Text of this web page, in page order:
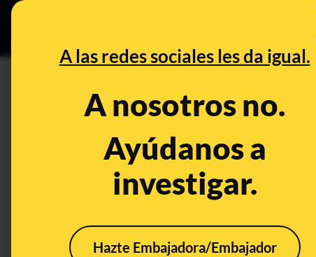
A las redes sociales les da igual.
A nosotros no.
Ayúdanos a
investigar.
Hazte Embajadora/Embajador
Especial
Sí, la Coca-Cola puede
pegajosos por el azúcar)
Aug 8, 2019, 7:40:26 AM